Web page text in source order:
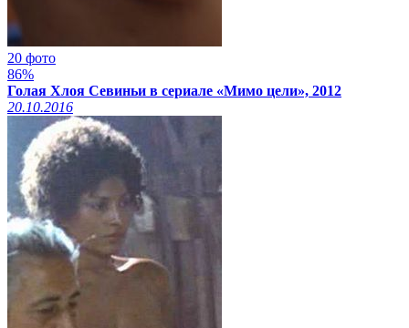
20 фото
86%
Голая Хлоя Севиньи в сериале «Мимо цели», 2012
20.10.2016